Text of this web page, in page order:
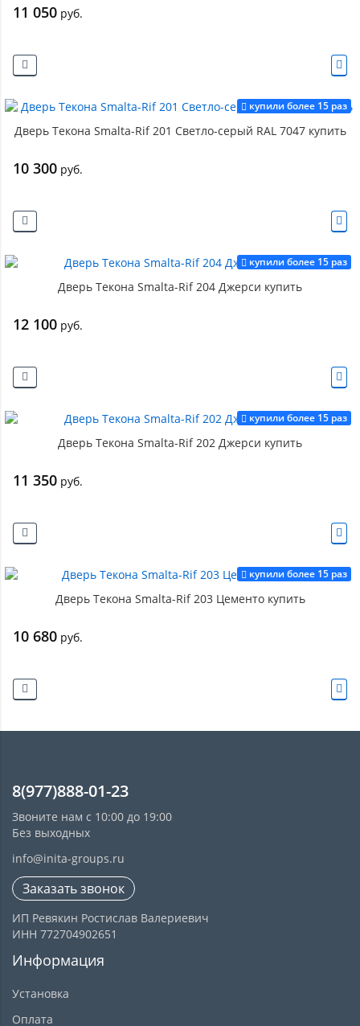
11 050 руб.
купили более 15 раз
Дверь Текона Smalta-Rif 201 Светло-серый RAL 7047 купить
10 300 руб.
купили более 15 раз
Дверь Текона Smalta-Rif 204 Джерси купить
12 100 руб.
купили более 15 раз
Дверь Текона Smalta-Rif 202 Джерси купить
11 350 руб.
купили более 15 раз
Дверь Текона Smalta-Rif 203 Цементо купить
10 680 руб.
8(977)888-01-23
Звоните нам с 10:00 до 19:00
Без выходных
info@inita-groups.ru
Заказать звонок
ИП Ревякин Ростислав Валериевич
ИНН 772704902651
Информация
Установка
Оплата